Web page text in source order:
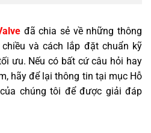
đã chia sẻ về những thông
và cách lắp đặt chuẩn kỹ
ưu. Nếu có bất cứ câu hỏi hay
hãy để lại thông tin tại mục Hỗ
chúng tôi để được giải đáp